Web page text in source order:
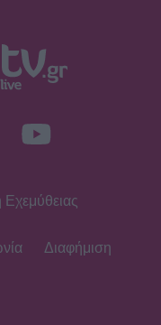
Διαφήμιση